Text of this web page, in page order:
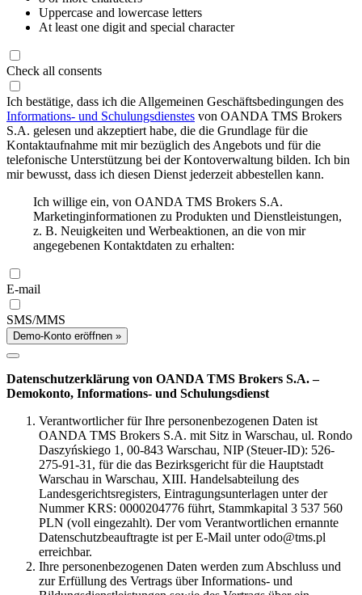
Uppercase and lowercase letters
At least one digit and special character
Check all consents
Ich bestätige, dass ich die Allgemeinen Geschäftsbedingungen des
Informations- und Schulungsdienstes von OANDA TMS Brokers
S.A. gelesen und akzeptiert habe, die die Grundlage für die
Kontaktaufnahme mit mir bezüglich des Angebots und für die
telefonische Unterstützung bei der Kontoverwaltung bilden. Ich bin
mir bewusst, dass ich diesen Dienst jederzeit abbestellen kann.
Ich willige ein, von OANDA TMS Brokers S.A.
Marketinginformationen zu Produkten und Dienstleistungen,
z. B. Neuigkeiten und Werbeaktionen, an die von mir
angegebenen Kontaktdaten zu erhalten:
E-mail
SMS/MMS
Demo-Konto eröffnen »
Datenschutzerklärung von OANDA TMS Brokers S.A. –
Demokonto, Informations- und Schulungsdienst
Verantwortlicher für Ihre personenbezogenen Daten ist
OANDA TMS Brokers S.A. mit Sitz in Warschau, ul. Rondo
Daszyńskiego 1, 00-843 Warschau, NIP (Steuer-ID): 526-
275-91-31, für die das Bezirksgericht für die Hauptstadt
Warschau in Warschau, XIII. Handelsabteilung des
Landesgerichtsregisters, Eintragungsunterlagen unter der
Nummer KRS: 0000204776 führt, Stammkapital 3 537 560
PLN (voll eingezahlt). Der vom Verantwortlichen ernannte
Datenschutzbeauftragte ist per E-Mail unter odo@tms.pl
erreichbar.
Ihre personenbezogenen Daten werden zum Abschluss und
zur Erfüllung des Vertrags über Informations- und